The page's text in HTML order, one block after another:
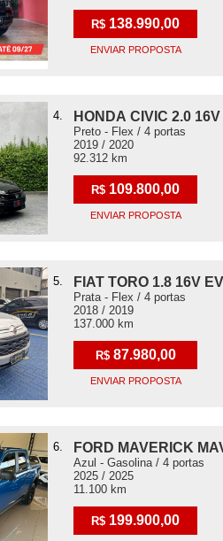
R$ 138.990,00
ENVIAR PROPOSTA
4. HONDA CIVIC 2.0
Preto - Flex / 4 portas
2019 / 2020
92.312 km
R$ 109.800,00
ENVIAR PROPOSTA
5. FIAT TORO 1.8 16V
Prata - Flex / 4 portas
2018 / 2019
137.000 km
R$ 87.980,00
ENVIAR PROPOSTA
6. FORD MAVERICK
Azul - Gasolina / 4 portas
2025 / 2025
11.100 km
R$ 199.900,00